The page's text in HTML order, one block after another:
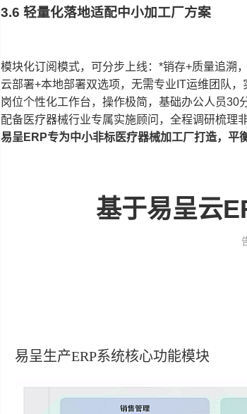
3.6 轻量化落地适配中小加工厂方案
模块化订阅模式，可分步上线：*销存+质量追溯
云部署+本地部署双选项，无需专业IT运维团队
岗位个性化工作台，操作极简，基础办公人员30
配备医疗器械行业专属实施顾问，全程调研梳理
易呈ERP专为中小非标医疗器械加工厂打造，平
基于易呈云
易呈生产ERP系统核心功能模块